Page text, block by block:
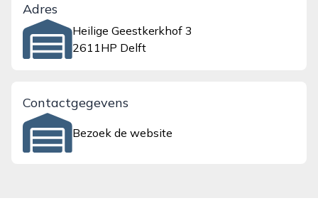
Adres
Heilige Geestkerkhof 3
2611HP Delft
Contactgegevens
Bezoek de website